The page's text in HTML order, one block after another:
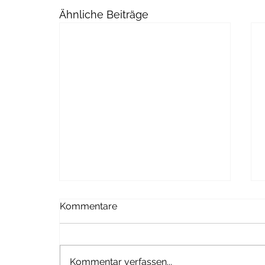
Ähnliche Beiträge
Zucchini Pesto
Kommentare
Kommentar verfassen...